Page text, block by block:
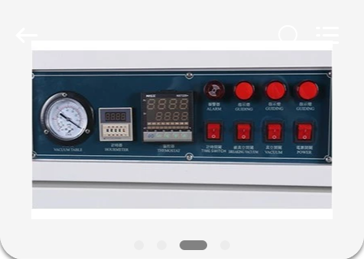
उत्पादों
हमारे
में
Reserved.